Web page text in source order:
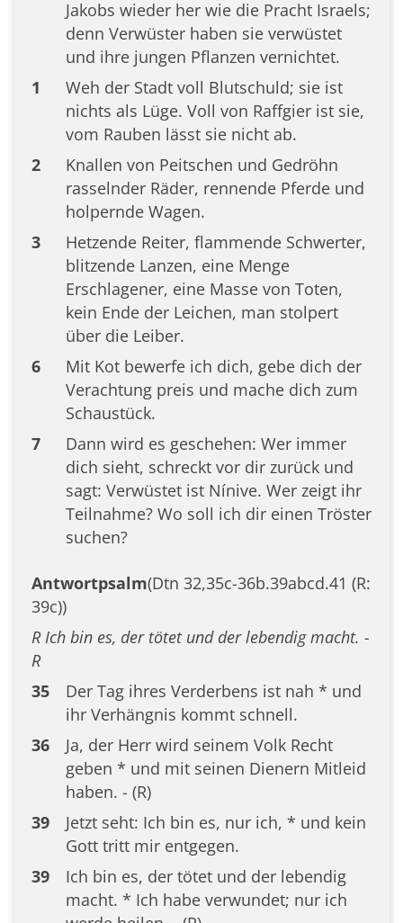
Jakobs wieder her wie die Pracht Israels;
denn Verwüster haben sie verwüstet
und ihre jungen Pflanzen vernichtet.
1
Weh der Stadt voll Blutschuld; sie ist
nichts als Lüge. Voll von Raffgier ist sie,
vom Rauben lässt sie nicht ab.
2
Knallen von Peitschen und Gedröhn
rasselnder Räder, rennende Pferde und
holpernde Wagen.
3
Hetzende Reiter, flammende Schwerter,
blitzende Lanzen, eine Menge
Erschlagener, eine Masse von Toten,
kein Ende der Leichen, man stolpert
über die Leiber.
6
Mit Kot bewerfe ich dich, gebe dich der
Verachtung preis und mache dich zum
Schaustück.
7
Dann wird es geschehen: Wer immer
dich sieht, schreckt vor dir zurück und
sagt: Verwüstet ist Nínive. Wer zeigt ihr
Teilnahme? Wo soll ich dir einen Tröster
suchen?
Antwortpsalm(Dtn 32,35c-36b.39abcd.41 (R:
39c))
R Ich bin es, der tötet und der lebendig macht. -
R
35
Der Tag ihres Verderbens ist nah * und
ihr Verhängnis kommt schnell.
36
Ja, der Herr wird seinem Volk Recht
geben * und mit seinen Dienern Mitleid
haben. - (R)
39
Jetzt seht: Ich bin es, nur ich, * und kein
Gott tritt mir entgegen.
39
Ich bin es, der tötet und der lebendig
macht. * Ich habe verwundet; nur ich